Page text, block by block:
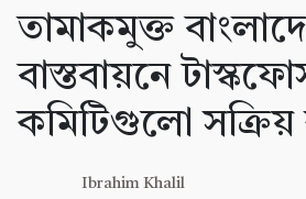
তামাকমুক্ত
বাস্তবায়নে
কমিটিগুলো
Ibrahim Khalil